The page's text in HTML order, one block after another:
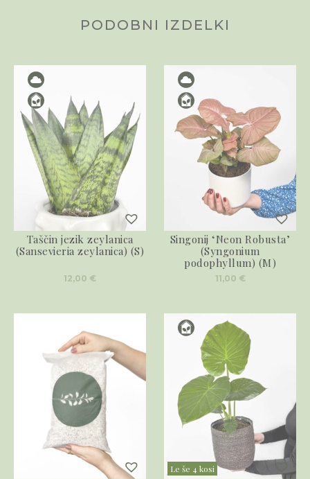
PODOBNI IZDELKI
Taščin jezik zeylanica
(Sansevieria zeylanica) (S)
12,00 €
Singonij ‘Neon Robusta’
(Syngonium
podophyllum) (M)
11,00 €
Le še 4 kosi